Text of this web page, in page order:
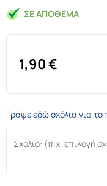
ΣΕ ΑΠΌΘΕΜΑ
1,90€
Γράψε εδώ σχόλια για το